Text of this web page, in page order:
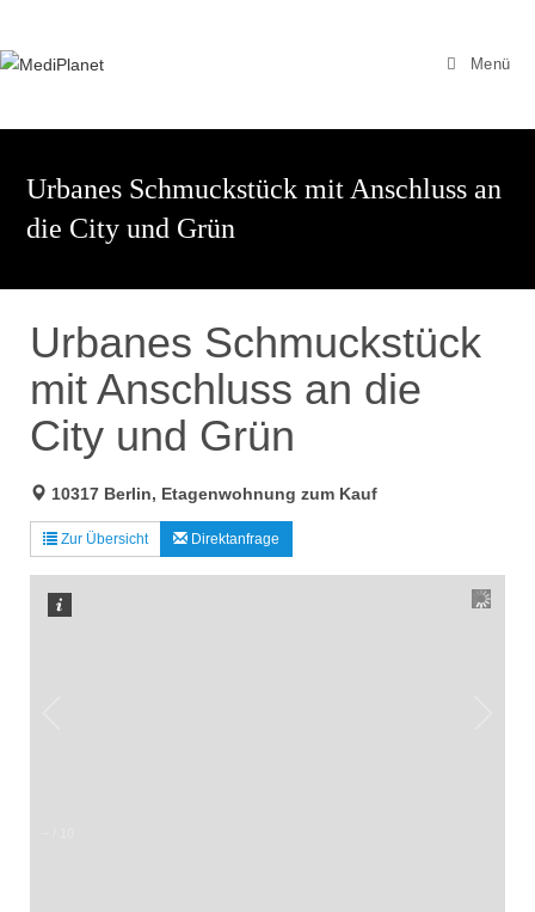
springen
Menü
Urbanes Schmuckstück mit Anschluss an
die City und Grün
Urbanes Schmuckstück
mit Anschluss an die
City und Grün
10317 Berlin, Etagenwohnung zum Kauf
Zur Übersicht Direktanfrage